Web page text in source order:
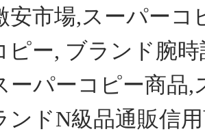
安市場,スーパー
ピー, ブランド腕
ーパーコピー商品
ンドN級品通販信